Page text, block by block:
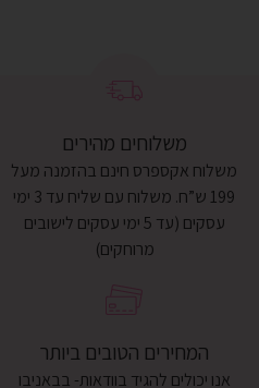
משלוחים מהירים
משלוח אקספרס חינם בהזמנה מעל
199 ש”ח. משלוח עם שליח עד 3 ימי
עסקים (עד 5 ימי עסקים לישובים
מרוחקים)
המחירים הטובים ביותר
אנו יכולים להגיד בוודאות- בבאניבו